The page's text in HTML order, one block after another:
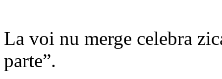
La voi nu merge celebra
parte”.